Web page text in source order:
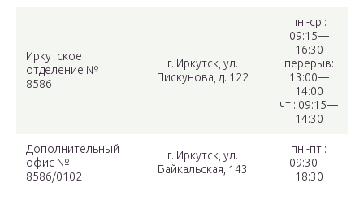
Иркутское
отделение №
8586
г. Иркутск, ул.
Пискунова, д. 122
пн.-ср.:
09:15—
16:30
перерыв:
13:00—
14:00
чт.: 09:15—
14:30
Дополнительный
офис №
8586/0102
г. Иркутск, ул.
Байкальская, 143
пн.-пт.:
09:30—
18:30